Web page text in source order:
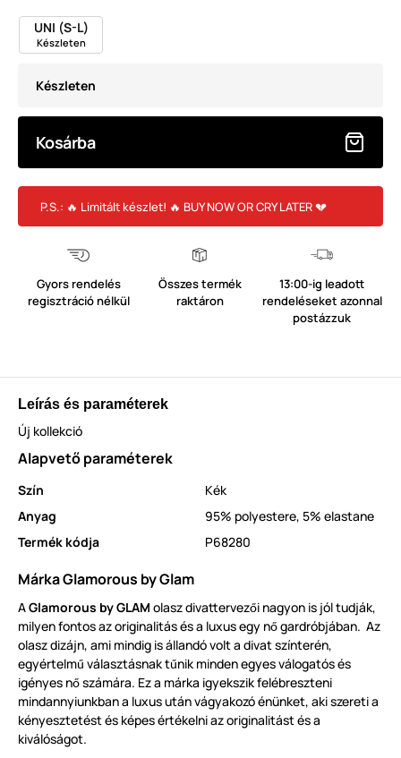
UNI (S-L)
Készleten
Készleten
Kosárba
P.S.: 🔥 Limitált készlet! 🔥 BUY NOW OR CRY LATER 💔
Gyors rendelés
regisztráció nélkül
Összes termék
raktáron
13:00-ig leadott
rendeléseket azonnal
postázzuk
Leírás és paraméterek
Új kollekció
Alapvető paraméterek
Szín
Kék
Anyag
95% polyestere, 5% elastane
Termék kódja
P68280
Márka Glamorous by Glam
AGlamorous by GLAM olasz divattervezői nagyon is jól tudják,
milyen fontos az originalitás és a luxus egy nő gardróbjában. Az
olasz dizájn, ami mindig is állandó volt a divat színterén,
egyértelmű választásnak tűnik minden egyes válogatós és
igényes nő számára. Ez a márka igyekszik felébreszteni
mindannyiunkban a luxus után vágyakozó énünket, aki szereti a
kényesztetést és képes értékelni az originalitást és a
kiválóságot.